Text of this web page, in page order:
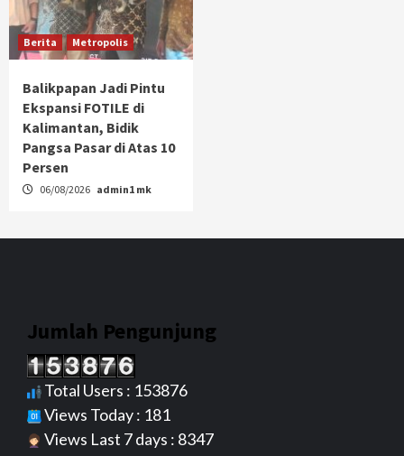
Berita Metropolis
Balikpapan Jadi Pintu
Ekspansi FOTILE di
Kalimantan, Bidik
Pangsa Pasar di Atas 10
Persen
06/08/2026 admin1 mk
Jumlah Pengunjung
Total Users : 153876
Views Today : 181
Views Last 7 days : 8347